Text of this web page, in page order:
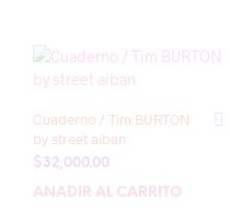
Cuaderno / Tim BURTON
by street aiban
$32,000.00
AÑADIR AL CARRITO